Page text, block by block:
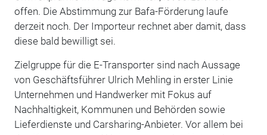
offen. Die Abstimmung zur Bafa-Förderung laufe
derzeit noch. Der Importeur rechnet aber damit, dass
diese bald bewilligt sei.
Zielgruppe für die E-Transporter sind nach Aussage
von Geschäftsführer Ulrich Mehling in erster Linie
Unternehmen und Handwerker mit Fokus auf
Nachhaltigkeit, Kommunen und Behörden sowie
Lieferdienste und Carsharing-Anbieter. Vor allem bei